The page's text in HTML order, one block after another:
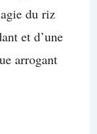
du riz
et d’une
arrogant